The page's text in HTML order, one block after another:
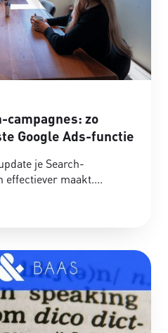
campagnes: zo
Google Ads-functie
je Search-
effectiever maakt.